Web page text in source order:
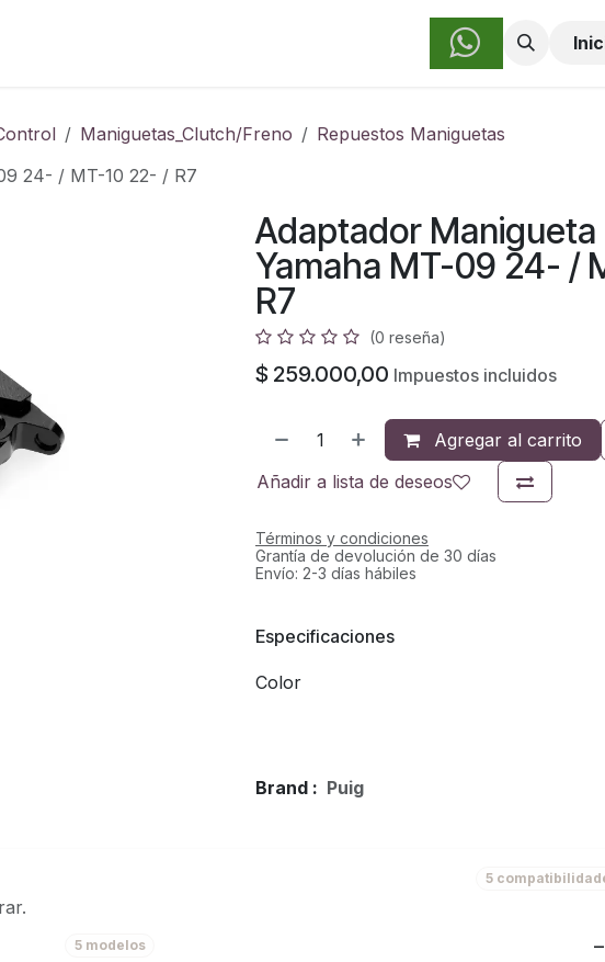
Sobre Nosotros
Maniguetas_Clutch/Freno
Repuestos Maniguetas
24- / MT-10 22- / R7
Adaptador Manigueta
Yamaha MT-09 24- /
R7
(0 reseña)
$ 259.000,00 Impuestos incluidos
Agregar al carrito
Añadir a lista de deseos
Términos y condiciones
Grantía de devolución de 30 días
Envío: 2-3 días hábiles
Especificaciones
Color
Brand : Puig
5
5 modelos